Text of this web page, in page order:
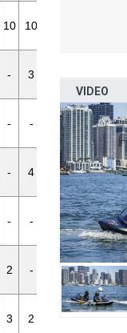
10 10
- 3
- - 42
- 4 41
- - 24
2 - 14
3 2
VIDEO